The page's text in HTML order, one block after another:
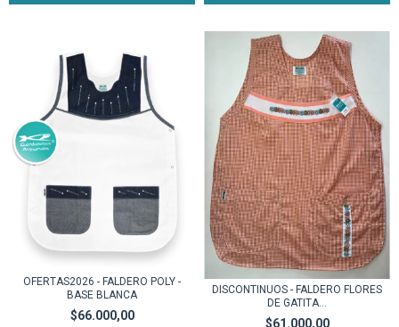
OFERTAS2026 - FALDERO POLY -
BASE BLANCA
$66.000,00
DISCONTINUOS - FALDERO FLORES
DE GATITA...
$61.000,00